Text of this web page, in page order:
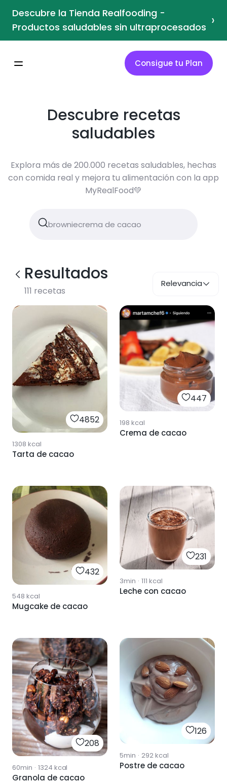
Descubre la Tienda Realfooding -
Productos saludables sin ultraprocesados ›
Consigue tu Plan
Descubre recetas
saludables
Explora más de 200.000 recetas saludables, hechas
con comida real y mejora tu alimentación con la app
MyRealFood💚
Resultados
111 recetas
Relevancia
4852
1308 kcal
Tarta de cacao
447
198 kcal
Crema de cacao
432
548 kcal
Mugcake de cacao
231
3min · 111 kcal
Leche con cacao
208
60min · 1324 kcal
Granola de cacao
126
5min · 292kcal
Postre de cacao